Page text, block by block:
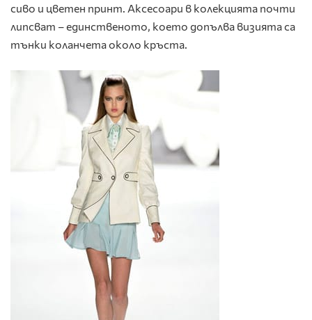
сиво и цветен принт. Аксесоари в колекцията почти
липсват – единственото, което допълва визията са
тънки коланчета около кръста.